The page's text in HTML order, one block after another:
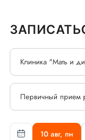
10 авг, пн
Клиника "Мать и
Первичный прием